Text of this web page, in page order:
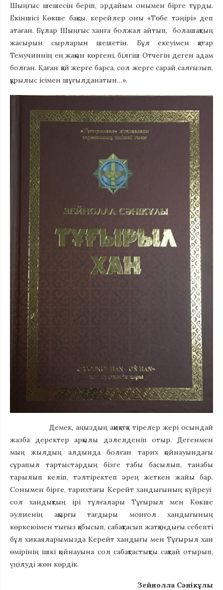
Шыңғыс шешесін беріп, әрдайым онымен бірге тұрды.
Екіншісі Көкше бақсы, керейлер оны «Төбе тәңірі» деп
атаған. Бұлар Шыңғыс ханға болжал айтып, болашақтың
жасырын сырларын шешетін. Бұл екеуімен қатар
Темучиннің ең жақын көргені, білгіш Отчегін деген адам
болған. Қаған қай жерге барса, сол жерге сарай салғызып,
құрылыс ісімен шұғылданатын…».
Демек, аңыздың ақиқатқа тірелер жері осындай
жазба деректер арқылы дәлелденіп отыр. Дегенмен
мың жылдың алдында болған тарих қойнауындағы
сұрапыл тартыстардың бізге табы басылып, танабы
тарылып келіп, тәлтіректеп әрең жеткен жайы бар.
Сонымен бірге, тарихтағы Керейт хандығының күйреуі
сол хандықтың ірі тұлғалары Тұғырыл мен Көкше
әулиенің ақырғы тағдыры монғол хандығының
көркеюімен тығыз қабысып, сабақтасып жатқандығы себепті
бұл хикаяларымызда Керейт хандығы мен Тұғырыл хан
өмірінің ішкі қойнауына сол сабақтастықты сақтай отырып,
үңілуді жөн көрдік.
Зейнолла Сәнікұлы